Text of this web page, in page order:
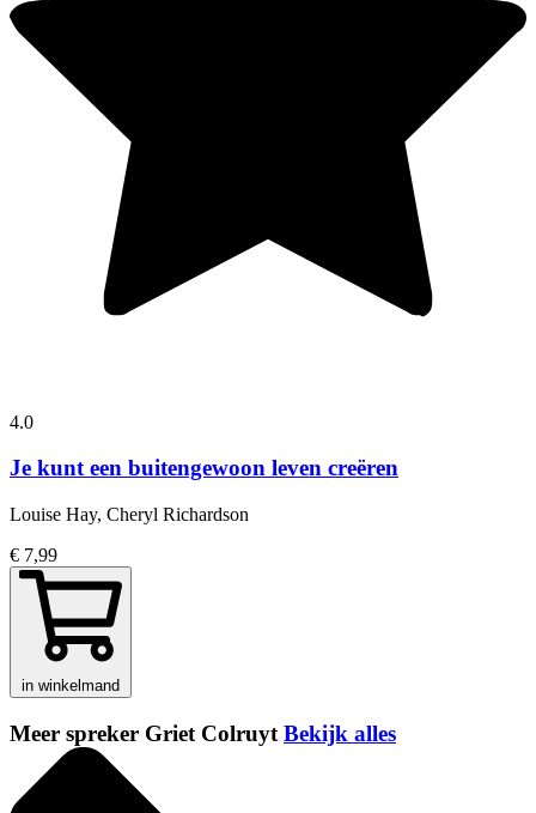
4.0
Je kunt een buitengewoon leven creëren
Louise Hay, Cheryl Richardson
€ 7,99
in winkelmand
Meer spreker Griet Colruyt Bekijk alles